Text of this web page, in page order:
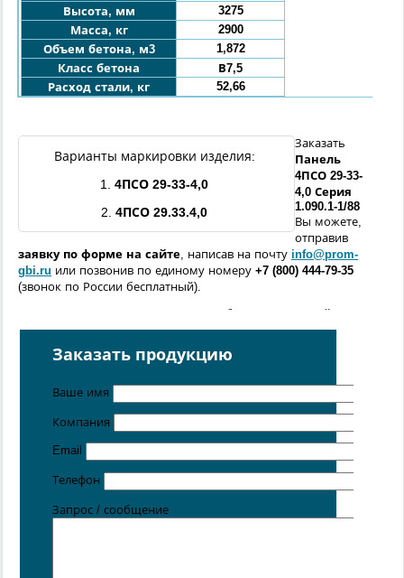
Высота, мм
3275
Масса, кг
2900
Объем бетона, м3
1,872
Класс бетона
В7,5
Расход стали, кг
52,66
Варианты маркировки изделия:
1. 4ПСО 29-33-4,0
2. 4ПСО 29.33.4,0
Заказать
Панель
4ПСО 29-33-
4,0 Серия
1.090.1-1/88
Вы можете,
отправив
заявку по форме на сайте, написав на почту info@prom-
gbi.ru или позвонив по единому номеру +7 (800) 444-79-35
(звонок по России бесплатный).
Возможно изготовление железобетонных изделий
чертежам заказчика
Поставка осуществляется с производственных площадок,
Хабаровске,Ростове-на-Дону,Екатеринбурге,
Симферополе.
Цена от 5 руб. / кг
Заказать продукцию
Ваше имя
Компания
Email
Телефон
Запрос / сообщение